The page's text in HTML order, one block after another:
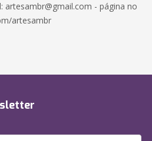
artesambr@gmail.com - página no
artesambr